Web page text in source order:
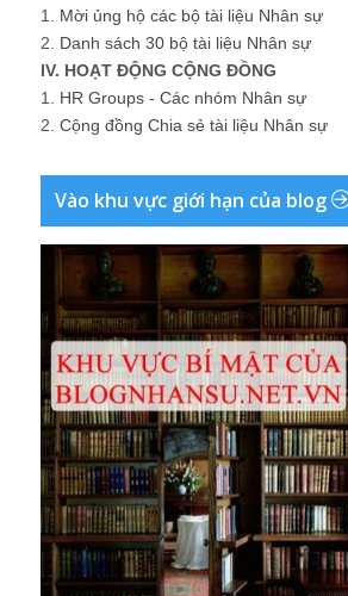
1. Mời ủng hộ các bộ tài liệu Nhân sự
2. Danh sách 30 bộ tài liệu Nhân sự
IV. HOẠT ĐỘNG CỘNG ĐỒNG
1. HR Groups - Các nhóm Nhân sự
2. Cộng đồng Chia sẻ tài liệu Nhân sự
Vào khu vực giới hạn của blog